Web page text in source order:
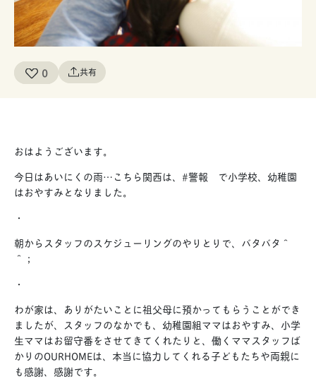
0 共有
おはようございます。
今日はあいにくの雨…こちら関西は、#警報 で小学校、幼稚園
はおやすみとなりました。
・
朝からスタッフのスケジューリングのやりとりで、バタバタ＾
＾；
・
わが家は、ありがたいことに祖父母に預かってもらうことができ
ましたが、スタッフのなかでも、幼稚園組ママはおやすみ、小学
生ママはお留守番をさせてきてくれたりと、働くママスタッフば
かりのOURHOMEは、本当に協力してくれる子どもたちや両親に
も感謝、感謝です。